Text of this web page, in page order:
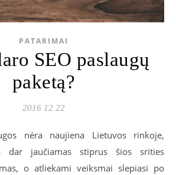
PATARIMAI
SEO paslaugų
paketą?
2016 12 22
nėra naujiena Lietuvos rinkoje,
dar jaučiamas stiprus šios srities
o atliekami veiksmai slepiasi po